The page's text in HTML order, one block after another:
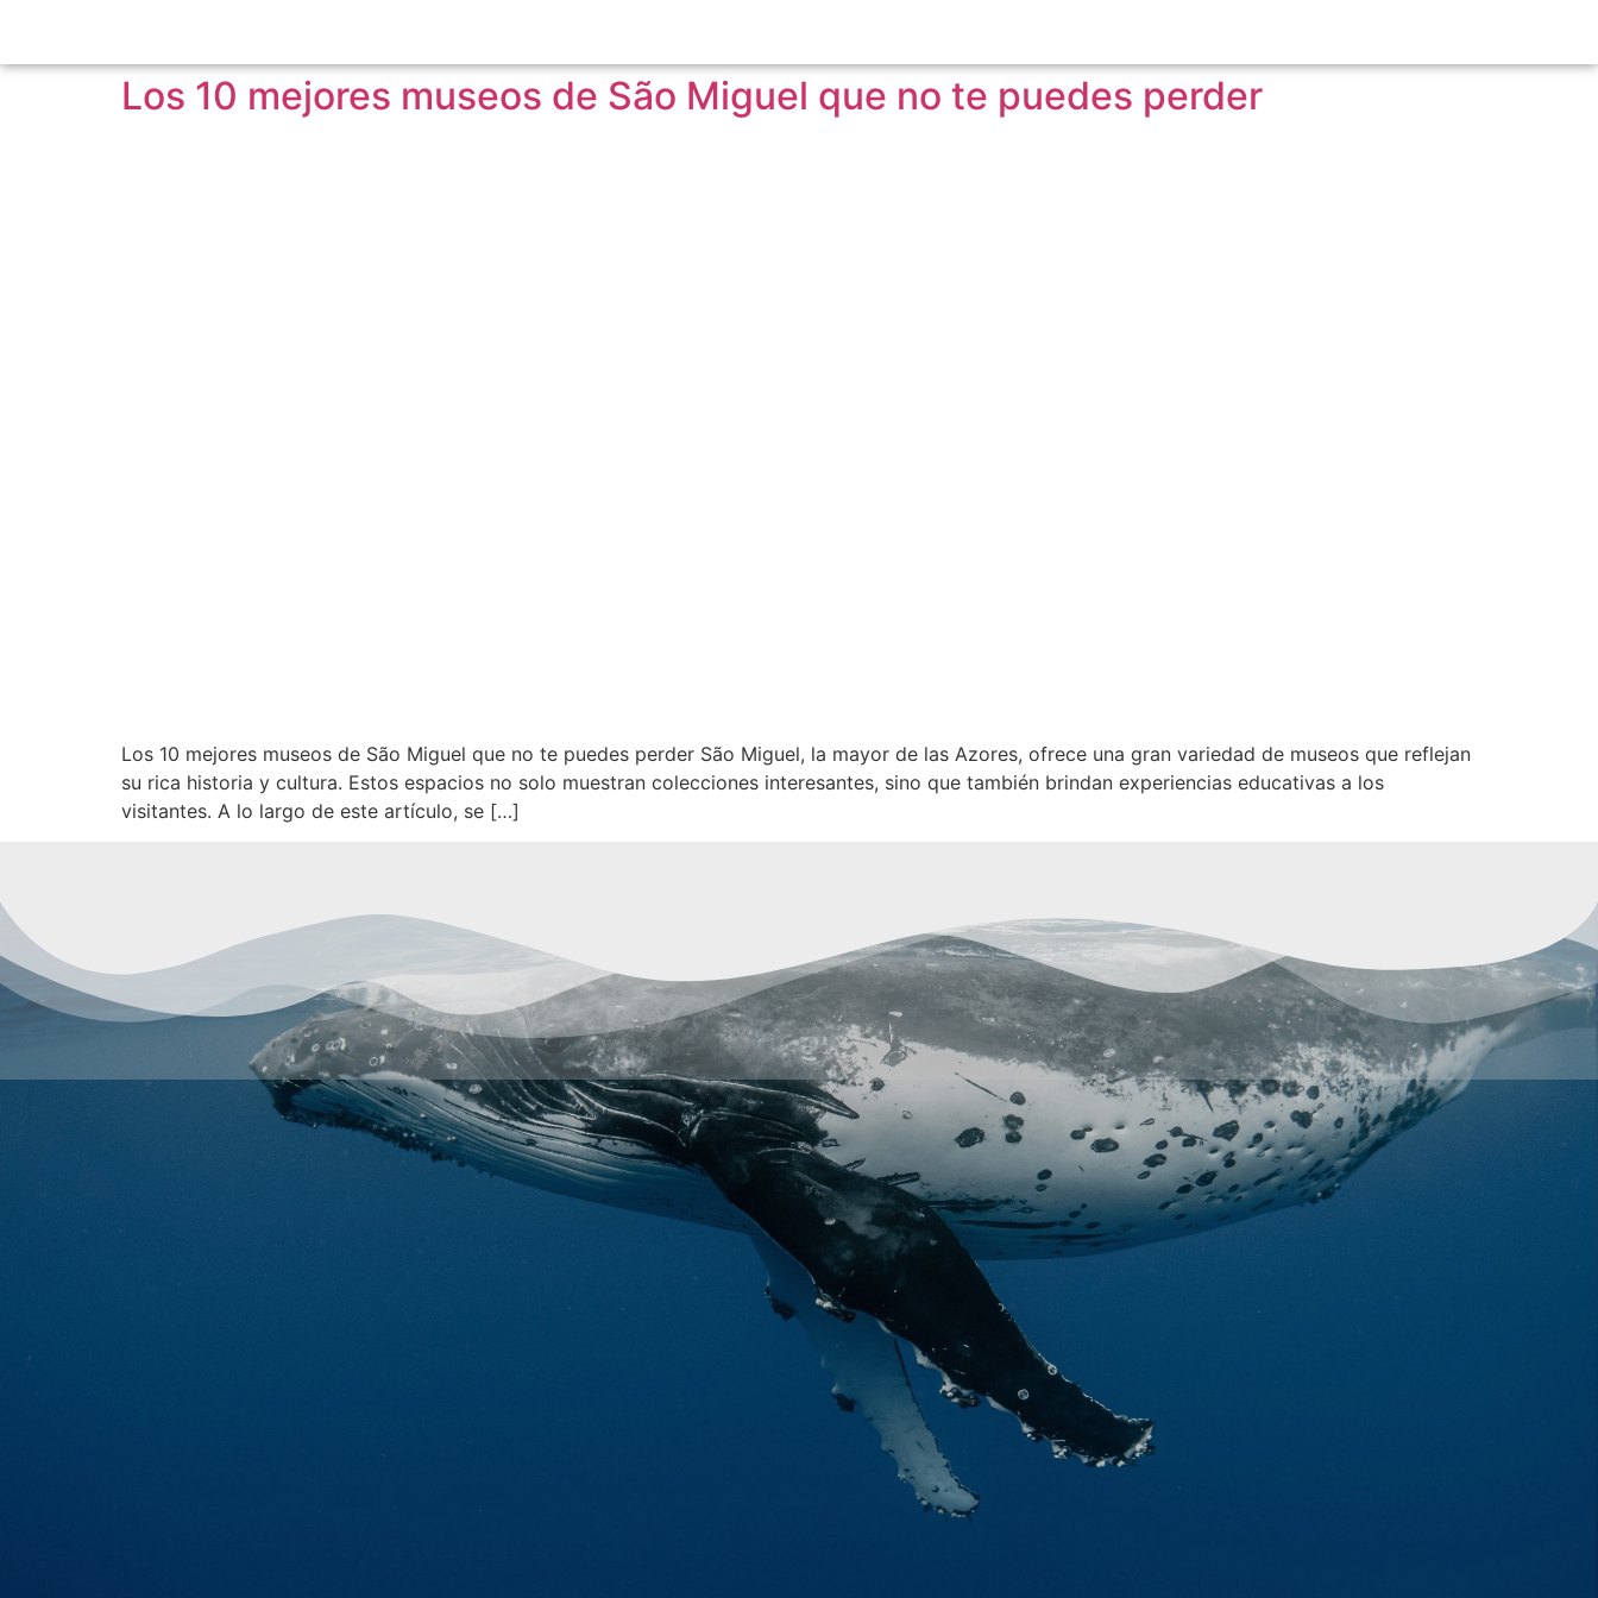
Los 10 mejores museos de São Miguel que no te puedes perder
Los 10 mejores museos de São Miguel que no te puedes perder São Miguel, la mayor de las Azores, ofrece una gran variedad de museos que reflejan
su rica historia y cultura. Estos espacios no solo muestran colecciones interesantes, sino que también brindan experiencias educativas a los
visitantes. A lo largo de este artículo, se […]